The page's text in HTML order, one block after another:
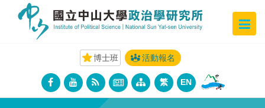
博士班 活動報名
繁 EN